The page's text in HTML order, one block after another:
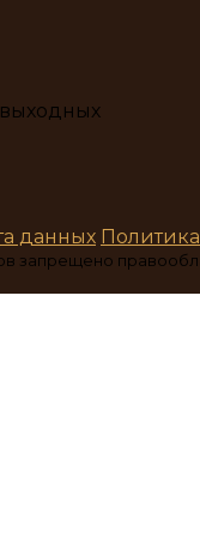
выходных
данных
запрещено